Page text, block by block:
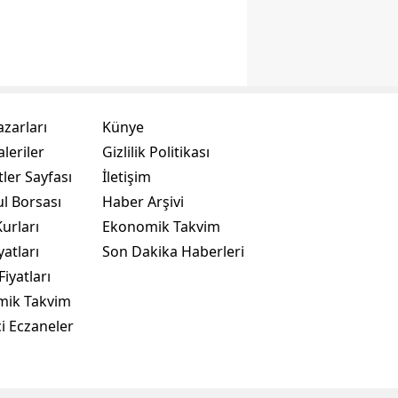
Sayfası
Borsası
Takvim
Eczaneler
Künye
Gizlilik Politikası
İletişim
Haber Arşivi
Ekonomik Takvim
Son Dakika Haberleri